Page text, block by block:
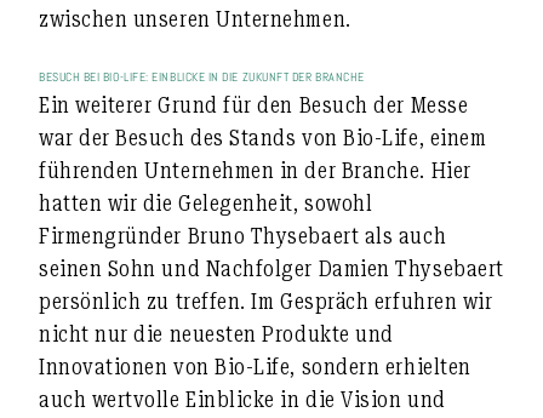
zwischen unseren Unternehmen.
BESUCH BEI BIO-LIFE: EINBLICKE IN DIE ZUKUNFT DER BRANCHE
Ein weiterer Grund für den Besuch der Messe
war der Besuch des Stands von Bio-Life, einem
führenden Unternehmen in der Branche. Hier
hatten wir die Gelegenheit, sowohl
Firmengründer Bruno Thysebaert als auch
seinen Sohn und Nachfolger Damien Thysebaert
persönlich zu treffen. Im Gespräch erfuhren wir
nicht nur die neuesten Produkte und
Innovationen von Bio-Life, sondern erhielten
auch wertvolle Einblicke in die Vision und